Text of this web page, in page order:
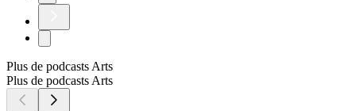
Plus de podcasts Arts
Plus de podcasts Arts